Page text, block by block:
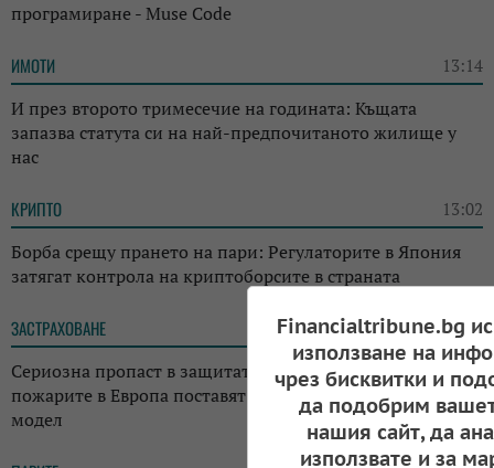
програмиране - Muse Code
ИМОТИ 13:14
И през второто тримесечие на годината: Къщата
запазва статута си на най-предпочитаното жилище у
нас
КРИПТО 13:02
Борба срещу прането на пари: Регулаторите в Япония
затягат контрола на криптоборсите в страната
ЗАСТРАХОВАНЕ 12:08
Сериозна пропаст в защитата: Екстремните горещини и
пожарите в Европа поставят под риск застрахователния
модел
Financialtribune.bg
използване на
чрез бисквитки и
да подобрим
нашия сайт, да
използвате и за